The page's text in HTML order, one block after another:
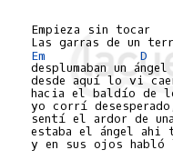
Empieza sin tocar
Las garras de un
Em
D
desplumaban un ángel
desde aquí lo vi
hacia el baldío de
yo corrí
sentí el ardor de
estaba el ángel ahi
y en sus ojos habló